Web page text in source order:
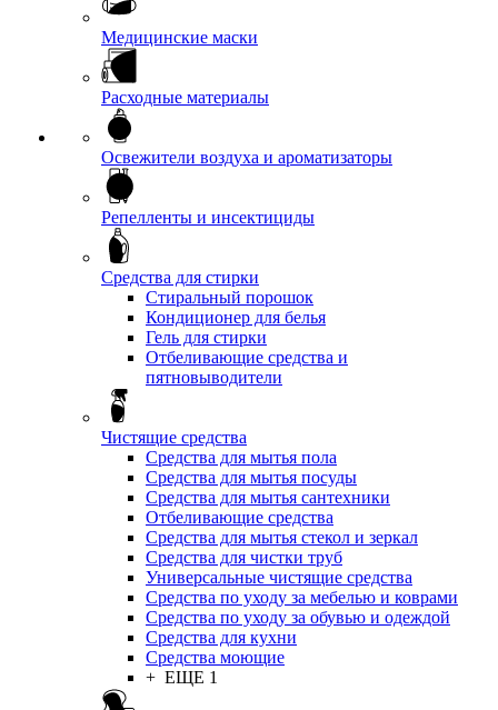
Медицинские маски
Расходные материалы
Освежители воздуха и ароматизаторы
Репелленты и инсектициды
Средства для стирки
Стиральный порошок
Кондиционер для белья
Гель для стирки
Отбеливающие средства и
пятновыводители
Чистящие средства
Средства для мытья пола
Средства для мытья посуды
Средства для мытья сантехники
Отбеливающие средства
Средства для мытья стекол и зеркал
Средства для чистки труб
Универсальные чистящие средства
Средства по уходу за мебелью и коврами
Средства по уходу за обувью и одеждой
Средства для кухни
Средства моющие
+ ЕЩЕ 1